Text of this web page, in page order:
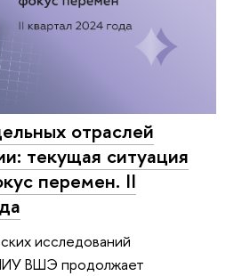
отраслей
текущая ситуация
перемен. II
исследований
ВШЭ продолжает